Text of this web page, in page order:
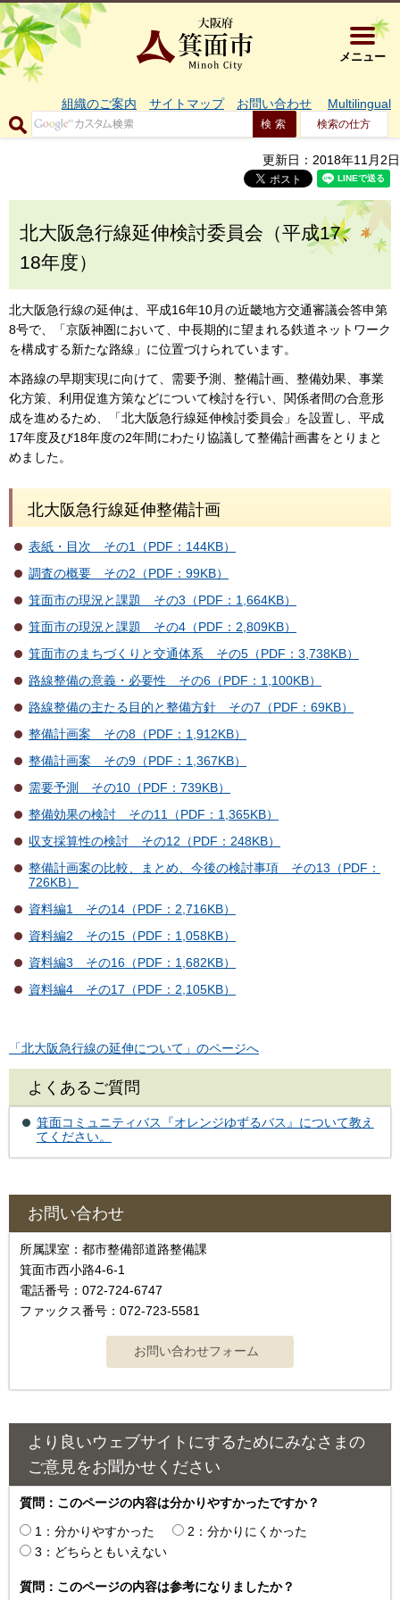
大阪府箕
メニュー
組織のご案内 サイトマップ お問い合わせ Multilingual
検索の仕方
更新日：2018年11月2日
北大阪急行線延伸検討委員会（平成17、
18年度）
北大阪急行線の延伸は、平成16年10月の近畿地方交通審議会答申第
8号で、「京阪神圏において、中長期的に望まれる鉄道ネットワーク
を構成する新たな路線」に位置づけられています。
本路線の早期実現に向けて、需要予測、整備計画、整備効果、事業
化方策、利用促進方策などについて検討を行い、関係者間の合意形
成を進めるため、「北大阪急行線延伸検討委員会」を設置し、平成
17年度及び18年度の2年間にわたり協議して整備計画書をとりまと
めました。
北大阪急行線延伸整備計画
表紙・目次 その1（PDF：144KB）
調査の概要 その2（PDF：99KB）
箕面市の現況と課題 その3（PDF：1,664KB）
箕面市の現況と課題 その4（PDF：2,809KB）
箕面市のまちづくりと交通体系 その5（PDF：3,738KB）
路線整備の意義・必要性 その6（PDF：1,100KB）
路線整備の主たる目的と整備方針 その7（PDF：69KB）
整備計画案 その8（PDF：1,912KB）
整備計画案 その9（PDF：1,367KB）
需要予測 その10（PDF：739KB）
整備効果の検討 その11（PDF：1,365KB）
収支採算性の検討 その12（PDF：248KB）
整備計画案の比較、まとめ、今後の検討事項 その13（PDF：
726KB）
資料編1 その14（PDF：2,716KB）
資料編2 その15（PDF：1,058KB）
資料編3 その16（PDF：1,682KB）
資料編4 その17（PDF：2,105KB）
「北大阪急行線の延伸について」のページへ
よくあるご質問
箕面コミュニティバス『オレンジゆずるバス』について教え
てください。
お問い合わせ
所属課室：都市整備部道路整備課
箕面市西小路4-6-1
電話番号：072-724-6747
ファックス番号：072-723-5581
より良いウェブサイトにするためにみなさまの
ご意見をお聞かせください
質問：このページの内容は分かりやすかったですか？
1：分かりやすかった
2：分かりにくかった
3：どちらともいえない
質問：このページの内容は参考になりましたか？